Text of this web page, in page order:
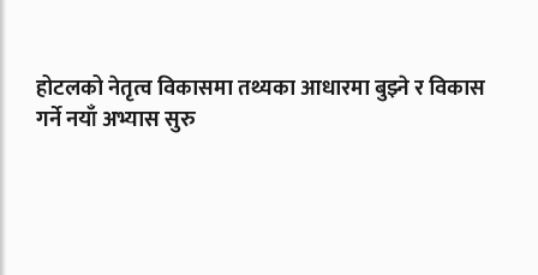
होटलको नेतृत्व विकासमा तथ्यका आधारमा बुझ्ने र विकास
गर्ने नयाँ अभ्यास सुरु